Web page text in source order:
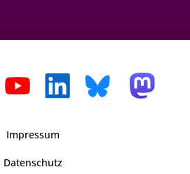
Impressum
Datenschutz